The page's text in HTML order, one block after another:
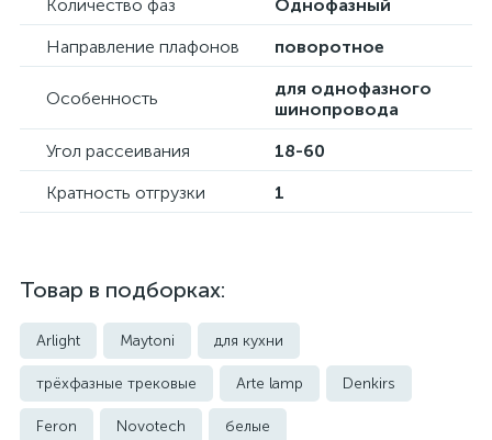
Количество фаз
Однофазный
Направление плафонов
поворотное
Особенность
для однофазного
шинопровода
Угол рассеивания
18-60
Кратность отгрузки
1
Товар в подборках:
Arlight Maytoni для кухни
трёхфазные трековые Arte lamp Denkirs
Feron Novotech белые